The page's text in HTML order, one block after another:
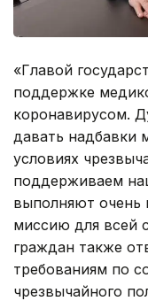
«Главой
поддержке
коронавирусом.
давать надбавки
условиях
поддерживаем
выполняют
миссию для всей
граждан также
требованиям по
чрезвычайного